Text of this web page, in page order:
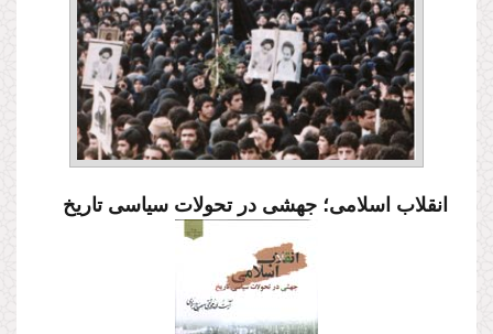
انقلاب اسلامی؛ جهشی در تحولات سیاسی تاریخ